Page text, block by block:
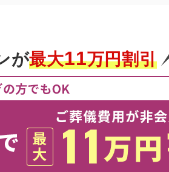
が最大11万円割引